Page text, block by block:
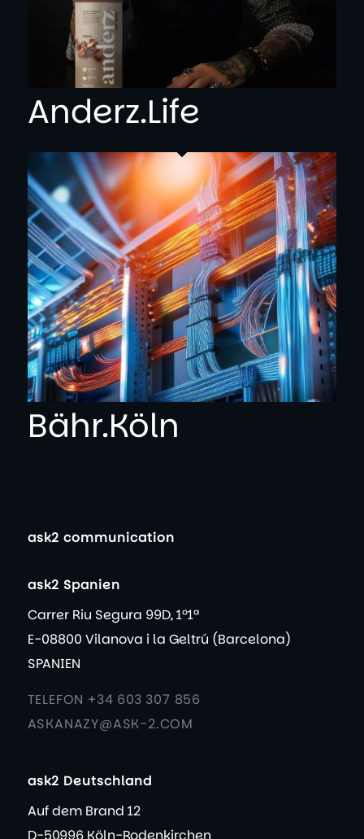
Anderz.Life
Bähr.Köln
ask2 communication
ask2 Spanien
Carrer Riu Segura 99D, 1º1ª
E-08800 Vilanova i la Geltrú (Barcelona)
SPANIEN
TELEFON +34 603 307 856
ASKANAZY@ASK-2.COM
ask2 Deutschland
Auf dem Brand 12